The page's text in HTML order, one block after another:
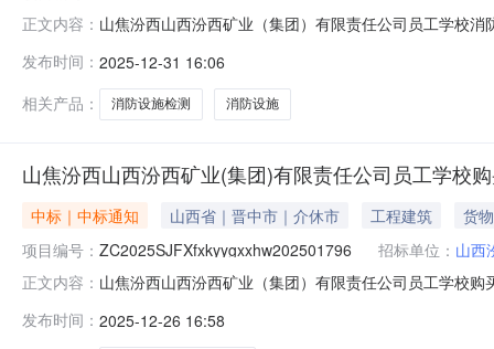
正文内容： 山焦汾西山西汾西矿业（集团）有限责任公司员工学校
公司二、其他公示内容：无三、联系方式采购人：山西
告.pdf
发布时间： 2025-12-31 16:06
相关产品：
消防设施检测 消防设施
山焦汾西山西汾西矿业(集团)有限责任公司员工学校
中标｜中标通知 山西省｜晋中市｜介休市 工程建筑
货物
项目编号： ZC2025SJFXfxkyygxxhw202501796 招标单位： 山西
正文内容： 山焦汾西山西汾西矿业（集团）有限责任公司员工学校
成交人名称1介休市汇鑫物资有限公司二、其他公示内容
发布时间： 2025-12-26 16:58